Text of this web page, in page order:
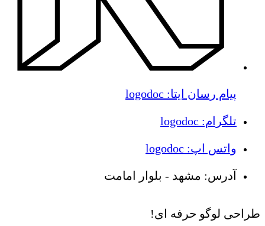
پیام رسان ایتا: logodoc
تلگرام: logodoc
واتس اپ: logodoc
آدرس: مشهد - بلوار امامت
طراحی لوگو حرفه ای!